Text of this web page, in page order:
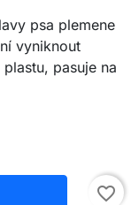
psa plemene
vyniknout
pasuje na
favorite_border